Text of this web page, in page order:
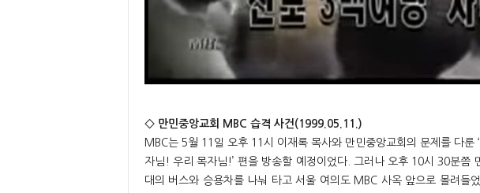
◇ 만민중앙교회 MBC 습격 사건(1999.05.11.)
MBC는 5월 11일 오후 11시 이재록 목사와 만민중앙교회의 문제를 다룬
자님! 우리 목자님!’ 편을 방송할 예정이었다. 그러나 오후 10시 30분쯤
대의 버스와 승용차를 나눠 타고 서울 여의도 MBC 사옥 앞으로 몰려들